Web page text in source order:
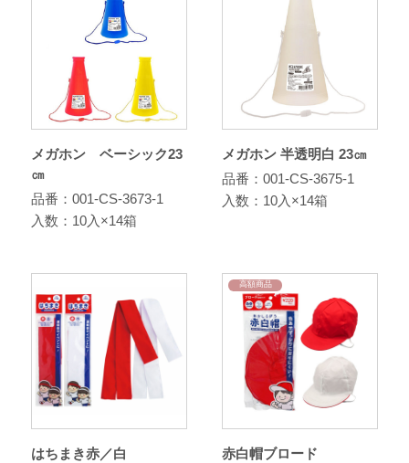
メガホン ベーシック23
㎝
品番：001-CS-3673-1
入数：10入×14箱
メガホン 半透明白 23㎝
品番：001-CS-3675-1
入数：10入×14箱
はちまき赤／白
高額商品
赤白帽ブロード